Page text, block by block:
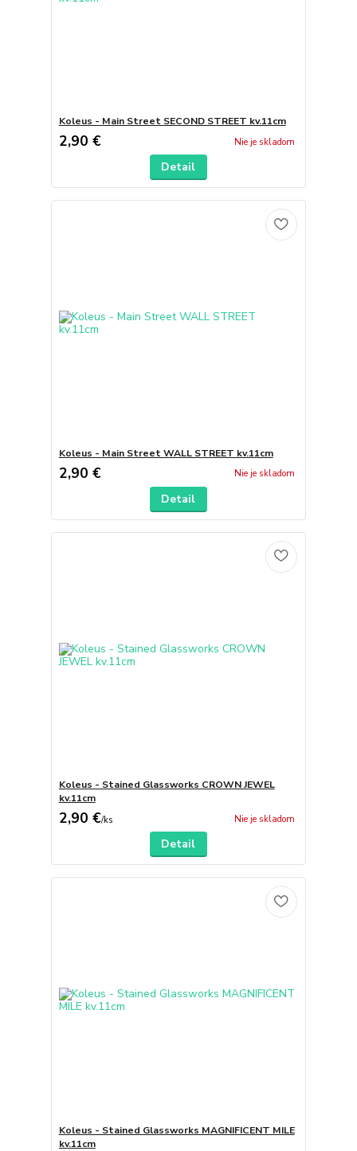
Koleus - Main Street SECOND STREET kv.11cm
2,90 € Nie je skladom
Detail
Koleus - Main Street WALL STREET kv.11cm
2,90 € Nie je skladom
Detail
Koleus - Stained Glassworks CROWN JEWEL
kv.11cm
2,90 €/ks Nie je skladom
Detail
Koleus - Stained Glassworks MAGNIFICENT MILE
kv.11cm